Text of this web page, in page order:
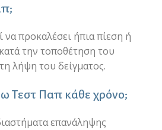
προκαλέσει ήπια πίεση ή
την τοποθέτηση του
λήψη του δείγματος.
Τεστ Παπ κάθε χρόνο;
επανάληψης